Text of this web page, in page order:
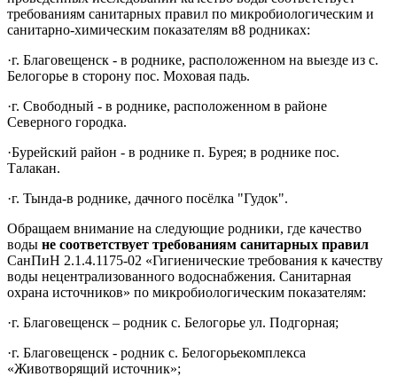
требованиям санитарных правил по микробиологическим и
санитарно-химическим показателям в8 родниках:
·г. Благовещенск - в роднике, расположенном на выезде из с.
Белогорье в сторону пос. Моховая падь.
·г. Свободный - в роднике, расположенном в районе
Северного городка.
·Бурейский район - в роднике п. Бурея; в роднике пос.
Талакан.
·г. Тында-в роднике, дачного посёлка "Гудок".
Обращаем внимание на следующие родники, где качество
воды не соответствует требованиям санитарных правил
СанПиН 2.1.4.1175-02 «Гигиенические требования к качеству
воды нецентрализованного водоснабжения. Санитарная
охрана источников» по микробиологическим показателям:
·г. Благовещенск – родник с. Белогорье ул. Подгорная;
·г. Благовещенск - родник с. Белогорьекомплекса
«Животворящий источник»;